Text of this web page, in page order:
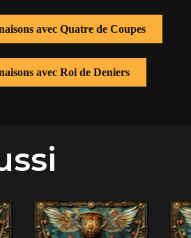
avec Quatre de Coupes
avec Roi de Deniers